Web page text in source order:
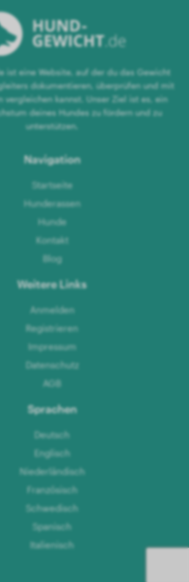
ist eine Website, auf der du das Gewicht
dokumentieren, überprüfen und mit
vergleichen kannst. Unser Ziel ist es, ein
deines Hundes zu fördern und zu
unterstützen.
Navigation
Startseite
Hunderassen
Hunde
Kontakt
Blog
Weitere Links
Anmelden
Registrieren
Impressum
Datenschutz
AGB
Sprachen
Deutsch
Englisch
Niederländisch
Französisch
Schwedisch
Spanisch
Italienisch